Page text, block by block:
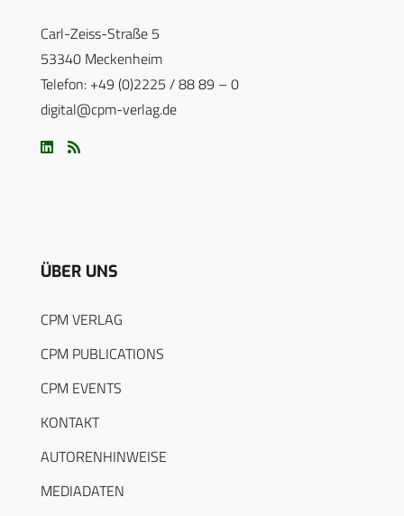
Carl-Zeiss-Straße 5
53340 Meckenheim
Telefon: +49 (0)2225 / 88 89 – 0
digital@cpm-verlag.de
ÜBER UNS
CPM VERLAG
CPM PUBLICATIONS
CPM EVENTS
KONTAKT
AUTORENHINWEISE
MEDIADATEN